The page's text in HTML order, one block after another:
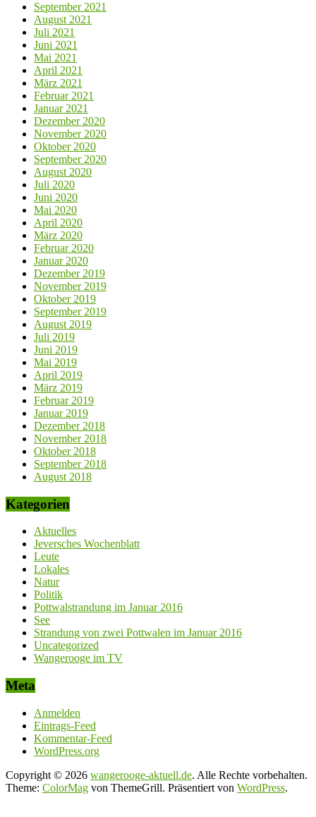
September 2021
August 2021
Juli 2021
Juni 2021
Mai 2021
April 2021
März 2021
Februar 2021
Januar 2021
Dezember 2020
November 2020
Oktober 2020
September 2020
August 2020
Juli 2020
Juni 2020
Mai 2020
April 2020
März 2020
Februar 2020
Januar 2020
Dezember 2019
November 2019
Oktober 2019
September 2019
August 2019
Juli 2019
Juni 2019
Mai 2019
April 2019
März 2019
Februar 2019
Januar 2019
Dezember 2018
November 2018
Oktober 2018
September 2018
August 2018
Kategorien
Aktuelles
Jeversches Wochenblatt
Leute
Lokales
Natur
Politik
Pottwalstrandung im Januar 2016
See
Strandung von zwei Pottwalen im Januar 2016
Uncategorized
Wangerooge im TV
Meta
Anmelden
Eintrags-Feed
Kommentar-Feed
WordPress.org
Copyright © 2026 wangerooge-aktuell.de. Alle Rechte vorbehalten.
Theme: ColorMag von ThemeGrill. Präsentiert von WordPress.